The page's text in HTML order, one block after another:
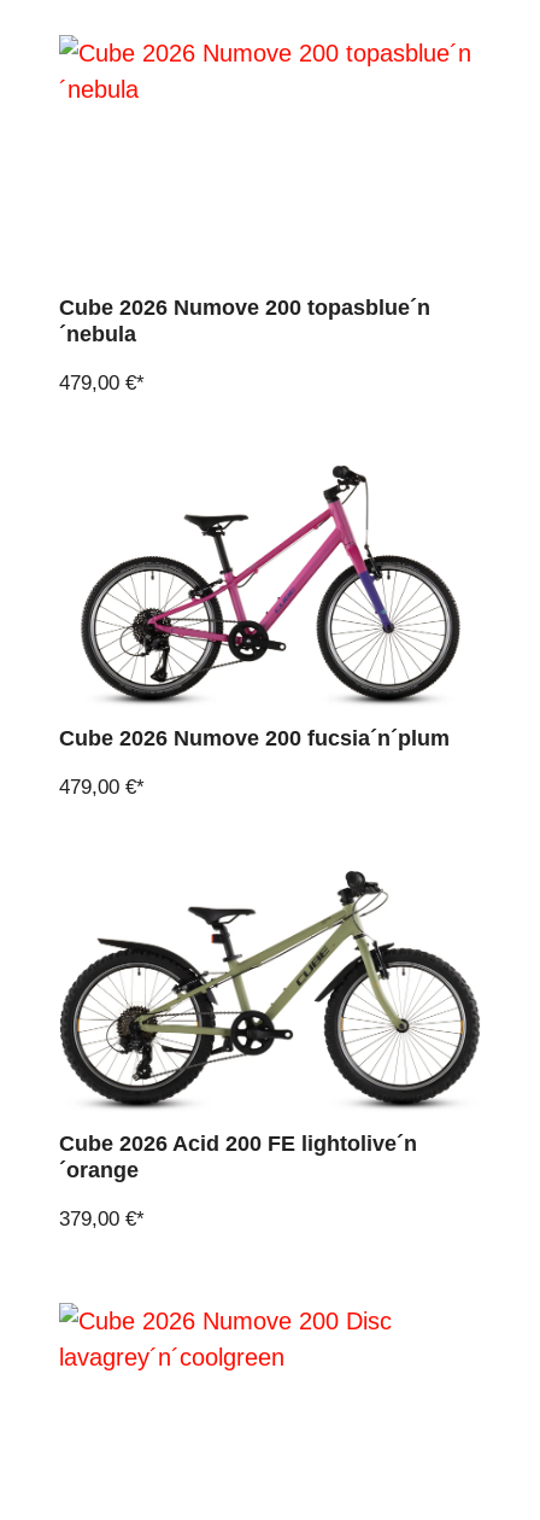
Cube 2026 Numove 200 topasblue´n
´nebula
479,00 €*
Cube 2026 Numove 200 fucsia´n´plum
479,00 €*
Cube 2026 Acid 200 FE lightolive´n
´orange
379,00 €*